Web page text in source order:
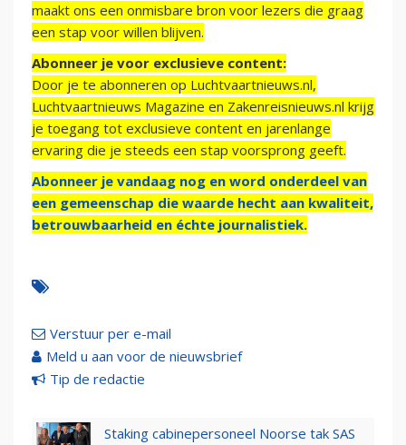
maakt ons een onmisbare bron voor lezers die graag
een stap voor willen blijven.
Abonneer je voor exclusieve content:
Door je te abonneren op Luchtvaartnieuws.nl,
Luchtvaartnieuws Magazine en Zakenreisnieuws.nl krijg
je toegang tot exclusieve content en jarenlange
ervaring die je steeds een stap voorsprong geeft.
Abonneer je vandaag nog en word onderdeel van
een gemeenschap die waarde hecht aan kwaliteit,
betrouwbaarheid en échte journalistiek.
Verstuur per e-mail
Meld u aan voor de nieuwsbrief
Tip de redactie
Staking cabinepersoneel Noorse tak SAS